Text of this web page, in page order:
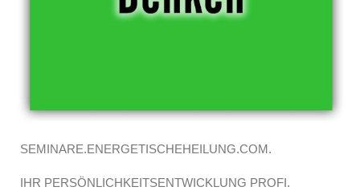
SEMINARE.ENERGETISCHEHEILUNG.COM.
IHR PERSÖNLICHKEITSENTWICKLUNG PROFI.